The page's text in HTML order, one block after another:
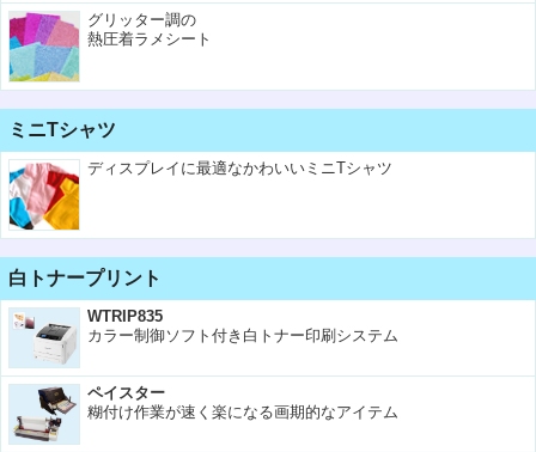
グリッター調の
熱圧着ラメシート
ミニTシャツ
ディスプレイに最適なかわいいミニTシャツ
白トナープリント
WTRIP835
カラー制御ソフト付き白トナー印刷システム
ペイスター
糊付け作業が速く楽になる画期的なアイテム